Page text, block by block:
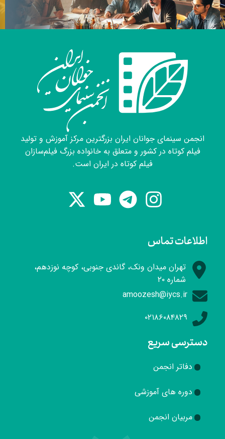
اطلاعات تماس
تهران میدان ونک، گاندی جنوبی، کوچه نوزدهم،
شماره ۲۰
amoozesh@iycs.ir
۰۲۱۸۶۰۸۴۸۲۹
انجمن سینمای جوانان ایران بزرگترین مرکز آموزش و تولید
فیلم کوتاه در کشور و متعلق به خانواده بزرگ فیلم‌سازان
فیلم کوتاه در ایران است.
دسترسی سریع
دفاتر انجمن
دوره های آموزشی
مربیان انجمن